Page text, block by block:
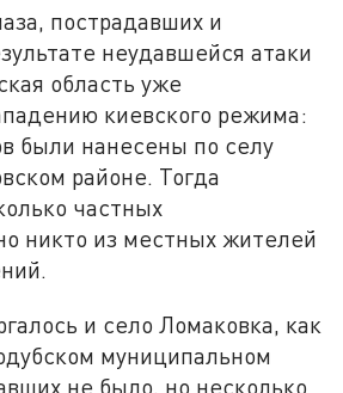
пострадавших и
неудавшейся атаки
область уже
киевского режима:
были нанесены по селу
районе. Тогда
частных
никто из местных жителей
и село Ломаковка, как
муниципальном
не было, но несколько